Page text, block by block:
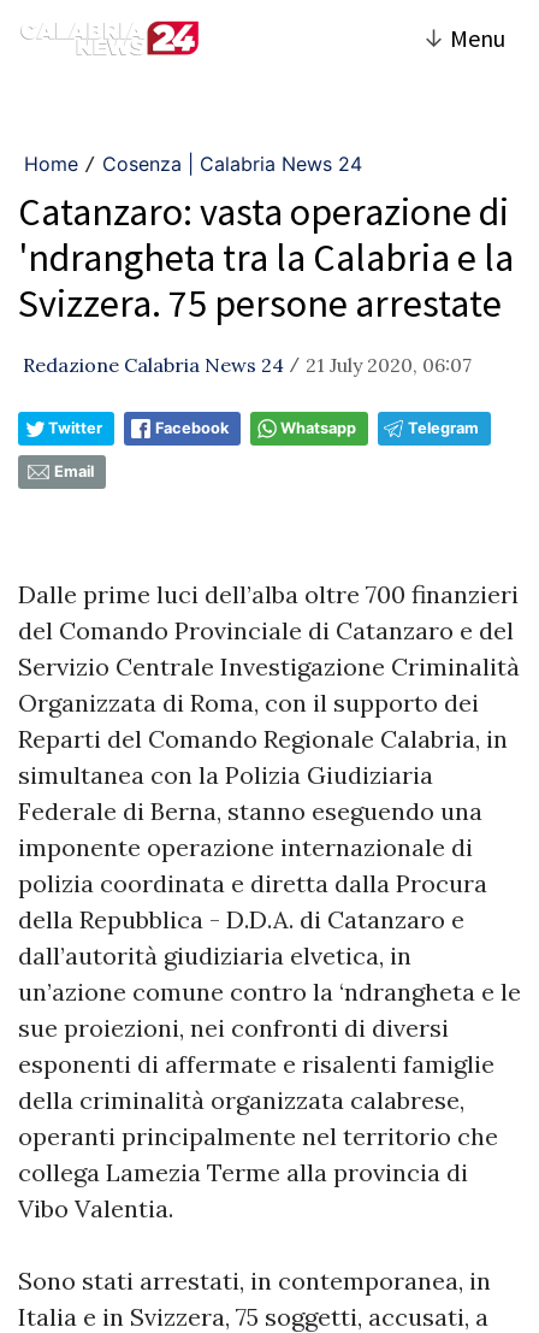
↓ Menu
Home / Cosenza | Calabria News 24
Catanzaro: vasta operazione di
'ndrangheta tra la Calabria e la
Svizzera. 75 persone arrestate
Redazione Calabria News 24 / 21 July 2020, 06:07
Twitter Facebook Whatsapp Telegram
Email
Dalle prime luci dell’alba oltre 700 finanzieri
del Comando Provinciale di Catanzaro e del
Servizio Centrale Investigazione Criminalità
Organizzata di Roma, con il supporto dei
Reparti del Comando Regionale Calabria, in
simultanea con la Polizia Giudiziaria
Federale di Berna, stanno eseguendo una
imponente operazione internazionale di
polizia coordinata e diretta dalla Procura
della Repubblica - D.D.A. di Catanzaro e
dall’autorità giudiziaria elvetica, in
un’azione comune contro la ‘ndrangheta e le
sue proiezioni, nei confronti di diversi
esponenti di affermate e risalenti famiglie
della criminalità organizzata calabrese,
operanti principalmente nel territorio che
collega Lamezia Terme alla provincia di
Vibo Valentia.
Sono stati arrestati, in contemporanea, in
Italia e in Svizzera, 75 soggetti, accusati, a